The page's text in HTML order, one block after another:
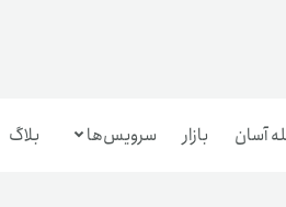
آسان بازار سرویس‌ها بلاگ